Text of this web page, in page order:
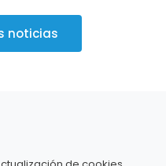
noticias